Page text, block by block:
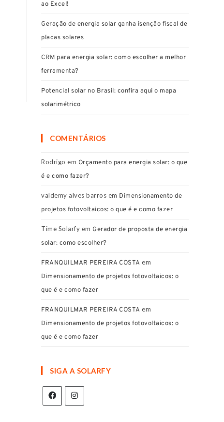
ao Excel!
Geração de energia solar ganha isenção fiscal de
placas solares
CRM para energia solar: como escolher a melhor
ferramenta?
Potencial solar no Brasil: confira aqui o mapa
solarimétrico
COMENTÁRIOS
Rodrigo em Orçamento para energia solar: o que
é e como fazer?
valdemy alves barros em Dimensionamento de
projetos fotovoltaicos: o que é e como fazer
Time Solarfy em Gerador de proposta de energia
solar: como escolher?
FRANQUILMAR PEREIRA COSTA em
Dimensionamento de projetos fotovoltaicos: o
que é e como fazer
FRANQUILMAR PEREIRA COSTA em
Dimensionamento de projetos fotovoltaicos: o
que é e como fazer
SIGA A SOLARFY